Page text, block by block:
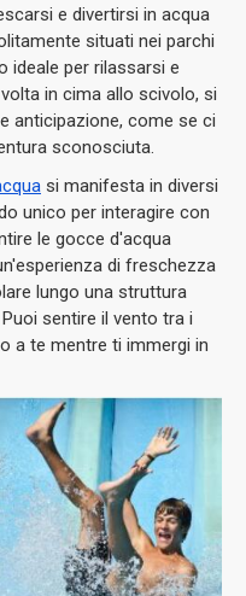
e divertirsi in acqua
situati nei parchi
ideale per rilassarsi e
in cima allo scivolo, si
anticipazione, come se ci
sconosciuta.
si manifesta in diversi
unico per interagire con
le gocce d'acqua
di freschezza
lungo una struttura
sentire il vento tra i
a te mentre ti immergi in